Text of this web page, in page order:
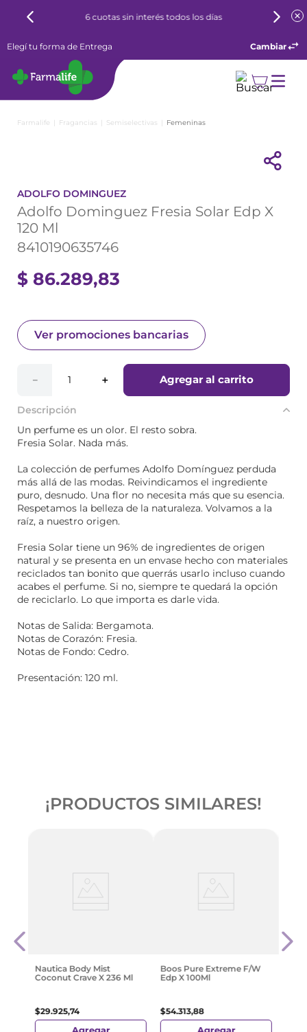
6 cuotas sin interés todos los días
Elegí tu forma de Entrega Cambiar
Fragancias Semiselectivas Femeninas
ADOLFO DOMINGUEZ
Adolfo Dominguez Fresia Solar Edp X
120 Ml
8410190635746
$ 86.289,83
Ver promociones bancarias
＋
－ Agregar al carrito
Descripción
Un perfume es un olor. El resto sobra.
Fresia Solar. Nada más.
La colección de perfumes Adolfo Domínguez perduda
más allá de las modas. Reivindicamos el ingrediente
puro, desnudo. Una flor no necesita más que su esencia.
Respetamos la belleza de la naturaleza. Volvamos a la
raíz, a nuestro origen.
Fresia Solar tiene un 96% de ingredientes de origen
natural y se presenta en un envase hecho con materiales
reciclados tan bonito que querrás usarlo incluso cuando
acabes el perfume. Si no, siempre te quedará la opción
de reciclarlo. Lo que importa es darle vida.
Notas de Salida: Bergamota.
Notas de Corazón: Fresia.
Notas de Fondo: Cedro.
Presentación: 120 ml.
¡PRODUCTOS SIMILARES!
Nautica Body Mist
Coconut Crave X 236 Ml
$29.925,74
Agregar
Boos Pure Extreme F/W
Edp X 100Ml
$54.313,88
Agregar